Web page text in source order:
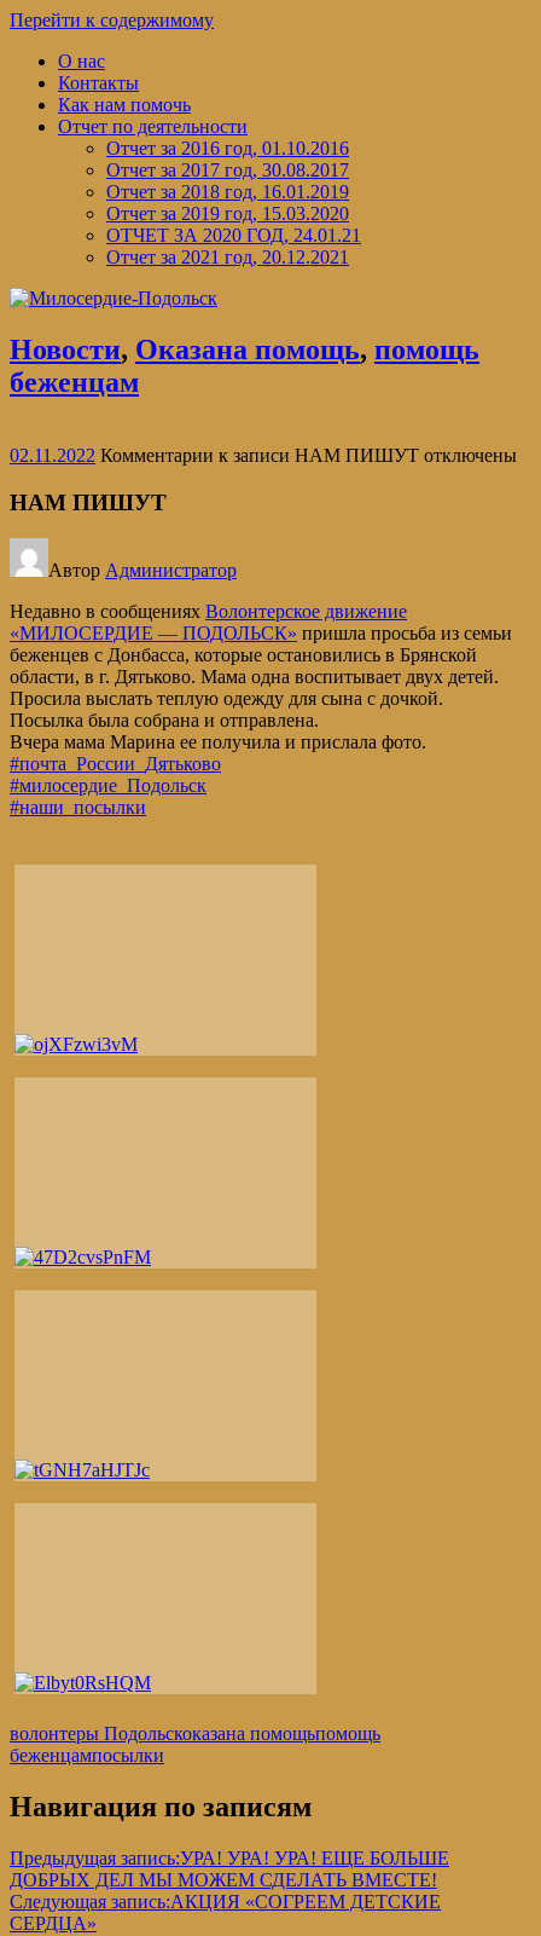
Перейти к содержимому
О нас
Контакты
Как нам помочь
Отчет по деятельности
Отчет за 2016 год, 01.10.2016
Отчет за 2017 год, 30.08.2017
Отчет за 2018 год, 16.01.2019
Отчет за 2019 год, 15.03.2020
ОТЧЕТ ЗА 2020 ГОД, 24.01.21
Отчет за 2021 год, 20.12.2021
Новости, Оказана помощь, помощь
беженцам
02.11.2022 Комментарии к записи НАМ ПИШУТ отключены
НАМ ПИШУТ
Автор Администратор
Недавно в сообщениях Волонтерское движение
«МИЛОСЕРДИЕ — ПОДОЛЬСК» пришла просьба из семьи
беженцев с Донбасса, которые остановились в Брянской
области, в г. Дятьково. Мама одна воспитывает двух детей.
Просила выслать теплую одежду для сына с дочкой.
Посылка была собрана и отправлена.
Вчера мама Марина ее получила и прислала фото.
#почта_России_Дятьково
#милосердие_Подольск
#наши_посылки
волонтеры Подольскоказана помощьпомощь
беженцампосылки
Навигация по записям
Предыдущая запись:УРА! УРА! УРА! ЕЩЕ БОЛЬШЕ
ДОБРЫХ ДЕЛ МЫ МОЖЕМ СДЕЛАТЬ ВМЕСТЕ!
Следующая запись:АКЦИЯ «СОГРЕЕМ ДЕТСКИЕ
СЕРДЦА»